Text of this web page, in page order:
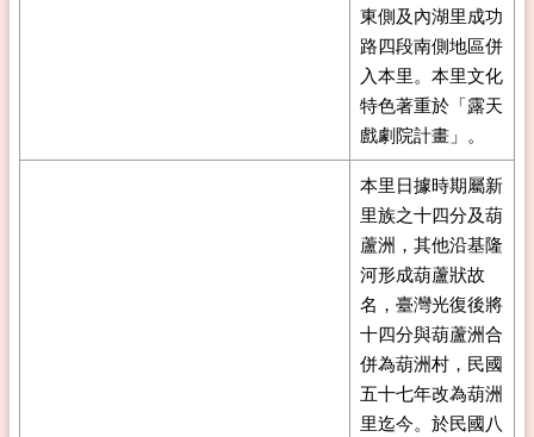
東側及內湖里成功
路四段南側地區併
入本里。本里文化
特色著重於「露天
戲劇院計畫」。
本里日據時期屬新
里族之十四分及葫
蘆洲，其他沿基隆
河形成葫蘆狀故
名，臺灣光復後將
十四分與葫蘆洲合
併為葫洲村，民國
五十七年改為葫洲
里迄今。於民國八